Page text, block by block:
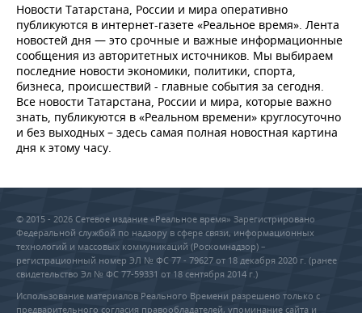
Новости Татарстана, России и мира оперативно
публикуются в интернет-газете «Реальное время». Лента
новостей дня — это срочные и важные информационные
сообщения из авторитетных источников. Мы выбираем
последние новости экономики, политики, спорта,
бизнеса, происшествий - главные события за сегодня.
Все новости Татарстана, России и мира, которые важно
знать, публикуются в «Реальном времени» круглосуточно
и без выходных – здесь самая полная новостная картина
дня к этому часу.
© 2015 - 2026 Сетевое издание «Реальное время» Зарегистрировано
Федеральной службой по надзору в сфере связи, информационных
технологий и массовых коммуникаций (Роскомнадзор) –
регистрационный номер ЭЛ № ФС 77 - 79627 от 18 декабря 2020 г. (ранее
свидетельство Эл № ФС 77-59331 от 18 сентября 2014 г.)
Использование материалов Реального Времени разрешено только с
предварительного согласия правообладателей, упоминание сайта и